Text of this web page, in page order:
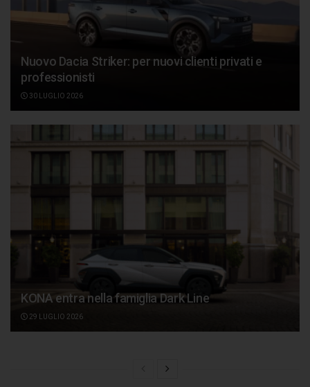
Nuovo Dacia Striker: per nuovi clienti privati e
professionisti
30 LUGLIO 2026
KONA entra nella famiglia Dark Line
29 LUGLIO 2026